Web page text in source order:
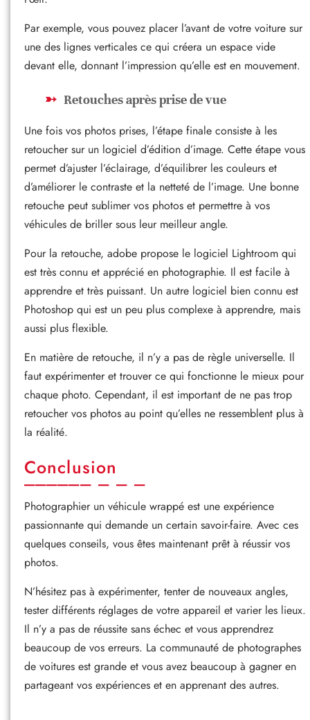
Par exemple, vous pouvez placer l’avant de votre voiture sur
une des lignes verticales ce qui créera un espace vide
devant elle, donnant l’impression qu’elle est en mouvement.
Retouches après prise de vue
Une fois vos photos prises, l’étape finale consiste à les
retoucher sur un logiciel d’édition d’image. Cette étape vous
permet d’ajuster l’éclairage, d’équilibrer les couleurs et
d’améliorer le contraste et la netteté de l’image. Une bonne
retouche peut sublimer vos photos et permettre à vos
véhicules de briller sous leur meilleur angle.
Pour la retouche, adobe propose le logiciel Lightroom qui
est très connu et apprécié en photographie. Il est facile à
apprendre et très puissant. Un autre logiciel bien connu est
Photoshop qui est un peu plus complexe à apprendre, mais
aussi plus flexible.
En matière de retouche, il n’y a pas de règle universelle. Il
faut expérimenter et trouver ce qui fonctionne le mieux pour
chaque photo. Cependant, il est important de ne pas trop
retoucher vos photos au point qu’elles ne ressemblent plus à
la réalité.
Conclusion
Photographier un véhicule wrappé est une expérience
passionnante qui demande un certain savoir-faire. Avec ces
quelques conseils, vous êtes maintenant prêt à réussir vos
photos.
N’hésitez pas à expérimenter, tenter de nouveaux angles,
tester différents réglages de votre appareil et varier les lieux.
Il n’y a pas de réussite sans échec et vous apprendrez
beaucoup de vos erreurs. La communauté de photographes
de voitures est grande et vous avez beaucoup à gagner en
partageant vos expériences et en apprenant des autres.